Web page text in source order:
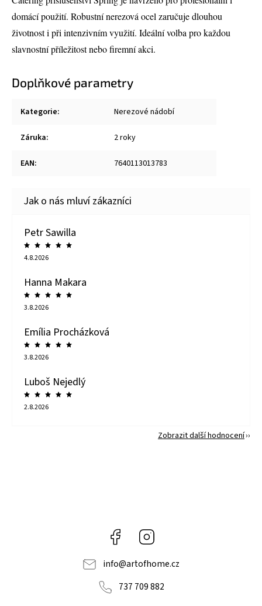
domácí použití. Robustní nerezová ocel zaručuje dlouhou
životnost i při intenzivním využití. Ideální volba pro každou
slavnostní příležitost nebo firemní akci.
Doplňkové parametry
Kategorie: Nerezové nádobí
Záruka: 2 roky
EAN: 7640113013783
Petr Sawilla
4.8.2026
Hanna Makara
3.8.2026
Emília Procházková
3.8.2026
Luboš Nejedlý
2.8.2026
Zobrazit další hodnocení
Facebook
info@artofhome.cz
737 709 882